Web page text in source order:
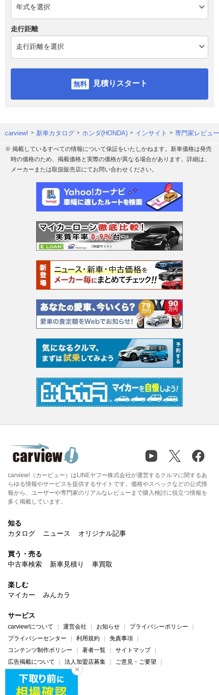
走行距離
見積りスタート
carview! 新車カタログ ホンダ(HONDA) インサイト 専門家レビュ
※ 掲載しているすべての情報について保証をいたしかねます。新車価格は発売
時の価格のため、掲載価格と実際の価格が異なる場合があります。詳細は、
メーカーまたは取扱販売店にてお問い合わせください。
carview!（カービュー）はLINEヤフー株式会社が運営するクルマに関するあ
らゆる情報やサービスを提供するサイトです。価格やスペックなどの公式情
報から、ユーザーや専門家のリアルなレビューまで購入検討に役立つ情報を
多く掲載しています。
知る
カタログ
ニュース オリジナル記事
買う・売る
中古車検索
新車見積り 車買取
楽しむ
マイカー
みんカラ
サービス
carview!について 運営会社 お知らせ
プライバシーポリシー
プライバシーセンター
利用規約
免責事項
コンテンツ制作ポリシー
著者一覧
サイトマップ
広告掲載について
法人加盟店募集
ご意見・ご要望
ヘルプ・お問い合わせ